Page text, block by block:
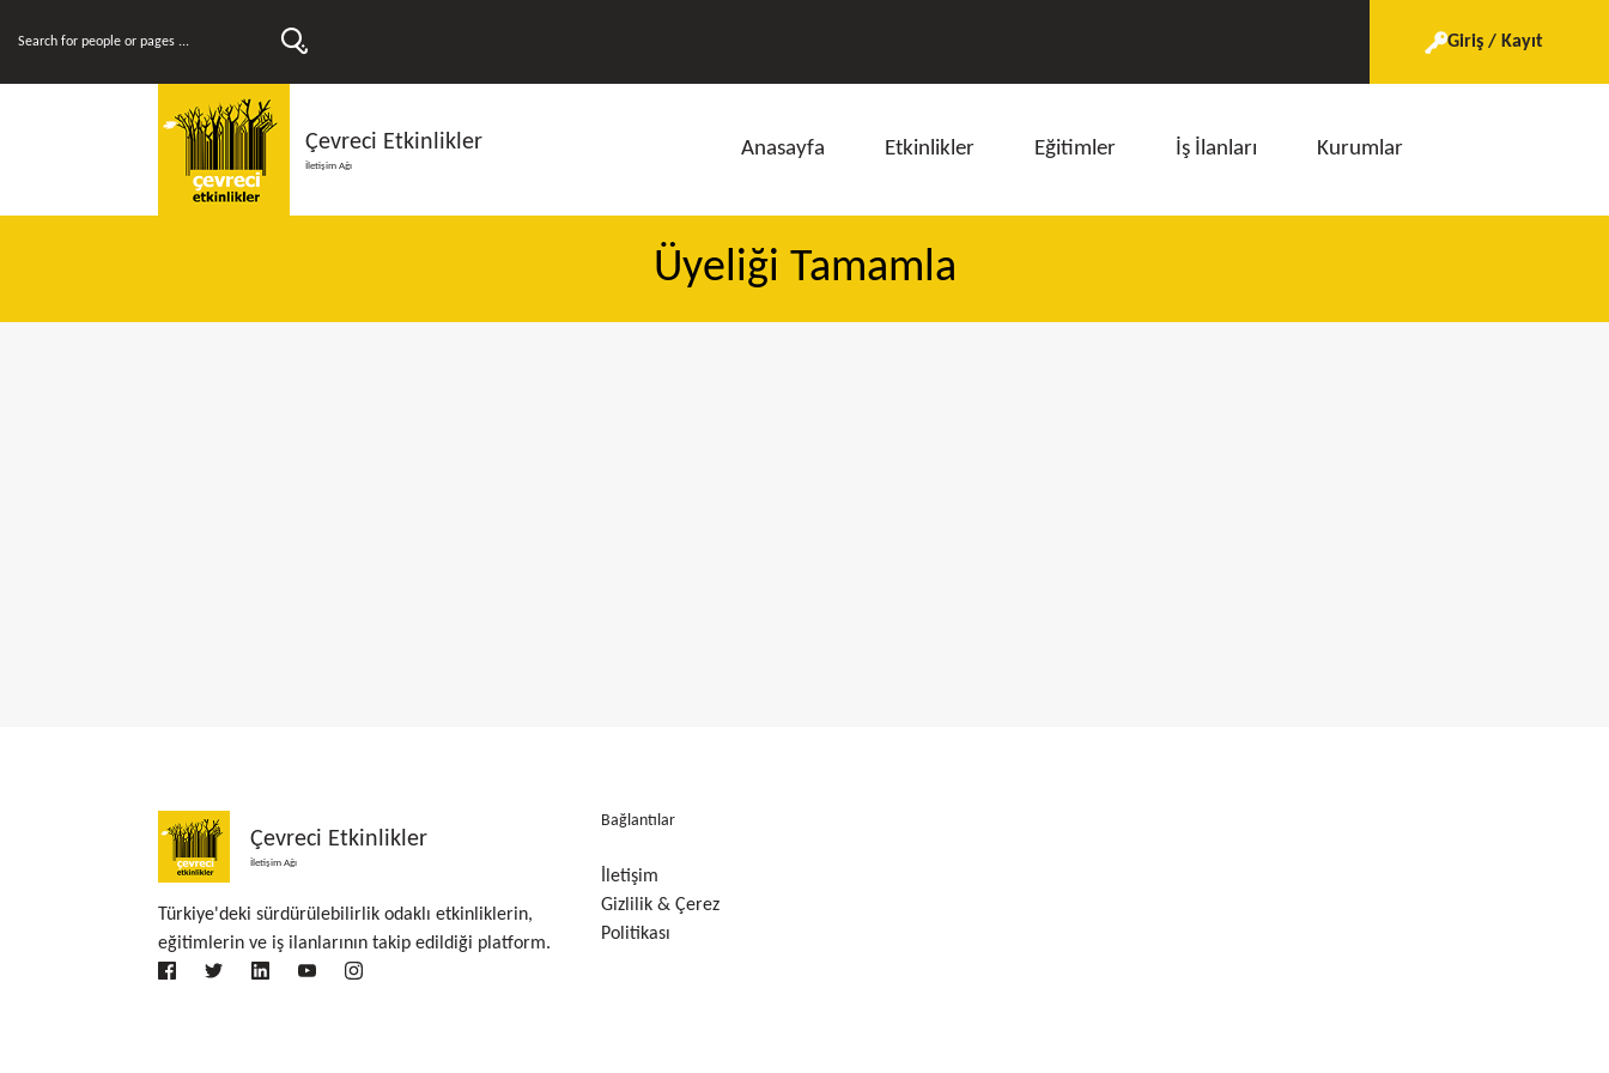
Giriş / Kayıt
Çevreci Etkinlikler
İletişim Ağı
Anasayfa Etkinlikler Eğitimler İş İlanları Kurumlar
Üyeliği Tamamla
Çevreci Etkinlikler
İletişim Ağı
Türkiye'deki sürdürülebilirlik odaklı etkinliklerin,
eğitimlerin ve iş ilanlarının takip edildiği platform.
Bağlantılar
İletişim
Gizlilik & Çerez
Politikası